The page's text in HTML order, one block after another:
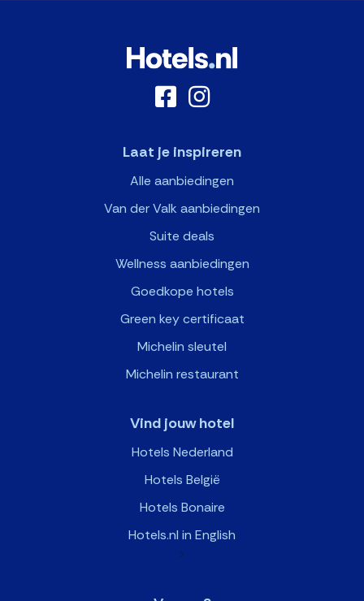
Laat je inspireren
Alle aanbiedingen
Van der Valk aanbiedingen
Suite deals
Wellness aanbiedingen
Goedkope hotels
Green key certificaat
Michelin sleutel
Michelin restaurant
Vind jouw hotel
Hotels Nederland
Hotels België
Hotels Bonaire
Hotels.nl in English
>